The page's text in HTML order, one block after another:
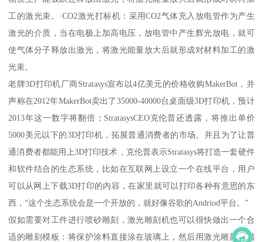
工的激光束。·CO2激光打标机：采用CO2气体充入放电管作为产生
激光的介质，当在电极上加高电压，放电管中产生辉光放电，就可
使气体分子释放出激光，将激光能量放大后就形成对材料加工的激
光束。
老牌3D打印机厂商Stratasys宣布以4亿美元的价格收购MakerBot，并
声称在2012年MakerBot卖出了35000-40000台桌面级3D打印机，预计
2013年这一数字将翻倍；StratasysCEO克伦普还透露，将推出单价
5000美元以下的3D打印机，拓展普通消费者的市场。并且为了让普
通消费者都能用上3D打印技术，克伦普表示Stratasys将打造一套硬件
和软件结合的生态系统，比如在互联网上设立一个在线平台，用户
可以从网上下载3D打印的内容，在家里就可以打印各种有意思的东
西，“这个生态系统会是一个开放的，就好像谷歌的Andriod平台。”
假如需要对工件进行喷砂雕刻，激光雕刻机也可以很快做出一个合
适的雕刻模板：将保护涂料直接涂在玻璃上，然后用激光雕刻机描